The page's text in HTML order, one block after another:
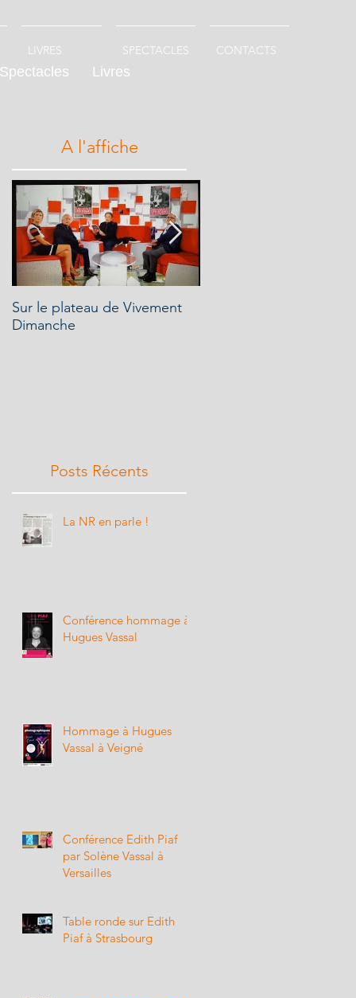
LIVRES SPECTACLES CONTACTS
Livres
A l'affiche
Sur le plateau de Vivement
Dimanche
Posts Récents
La NR en parle !
Conférence hommage à
Hugues Vassal
Hommage à Hugues
Vassal à Veigné
Conférence Edith Piaf
par Solène Vassal à
Versailles
Table ronde sur Edith
Piaf à Strasbourg